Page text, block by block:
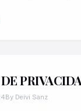
By Deivi Sanz